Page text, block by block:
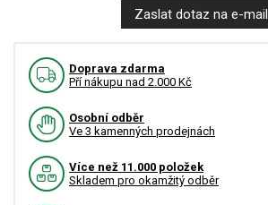
Zaslat dotaz na e-mail
Doprava zdarma
Pří nákupu nad 2.000 Kč
Osobní odběr
Ve 3 kamenných prodejnách
Více než 11.000 položek
Skladem pro okamžitý odběr